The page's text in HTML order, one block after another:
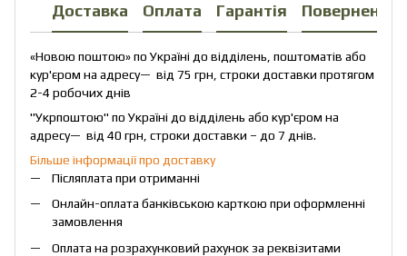
Доставка Оплата Гарантія Повернення
«Новою поштою» по Україні до відділень, поштоматів або
кур'єром на адресу— від 75 грн, строки доставки протягом
2-4 робочих днів
"Укрпоштою" по Україні до відділень або кур'єром на
адресу— від 40 грн, строки доставки – до 7 днів.
Більше інформації про доставку
Післяплата при отриманні
Онлайн-оплата банківською карткою при оформленні
замовлення
Оплата на розрахунковий рахунок за реквізитами